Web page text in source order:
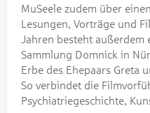
MuSeele zudem über
Lesungen, Vorträge und
Jahren besteht außerdem
Sammlung Domnick in
Erbe des Ehepaars Greta
So verbindet die
Psychiatriegeschichte,